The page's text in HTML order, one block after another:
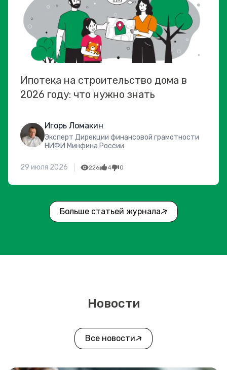
Ипотека на строительство дома в
2026 году: что нужно знать
Игорь Ломакин
Эксперт Дирекции финансовой грамотности
НИФИ Минфина России
29 июля 2026 226 4 0
Больше статьей журнала
Новости
Все новости